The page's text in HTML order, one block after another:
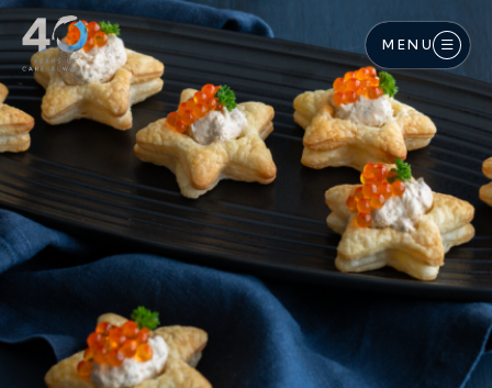
Langkau ke kandungan utama
MENU